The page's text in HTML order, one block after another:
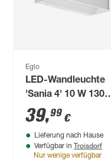
Eglo
LED-Wandleuchte
'Sania 4' 10 W 1300
lm warmweiß 20 x 8
x 9 cm
39,99 €
Lieferung nach Hause
Verfügbar in Troisdorf
Nur wenige verfügbar